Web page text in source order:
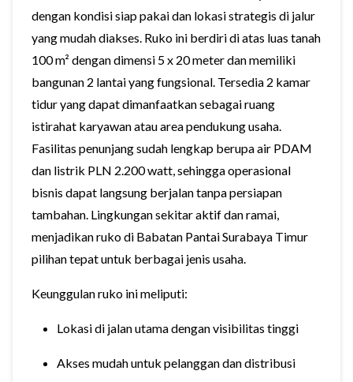
dengan kondisi siap pakai dan lokasi strategis di jalur
yang mudah diakses. Ruko ini berdiri di atas luas tanah
100 m² dengan dimensi 5 x 20 meter dan memiliki
bangunan 2 lantai yang fungsional. Tersedia 2 kamar
tidur yang dapat dimanfaatkan sebagai ruang
istirahat karyawan atau area pendukung usaha.
Fasilitas penunjang sudah lengkap berupa air PDAM
dan listrik PLN 2.200 watt, sehingga operasional
bisnis dapat langsung berjalan tanpa persiapan
tambahan. Lingkungan sekitar aktif dan ramai,
menjadikan ruko di Babatan Pantai Surabaya Timur
pilihan tepat untuk berbagai jenis usaha.
Keunggulan ruko ini meliputi:
Lokasi di jalan utama dengan visibilitas tinggi
Akses mudah untuk pelanggan dan distribusi